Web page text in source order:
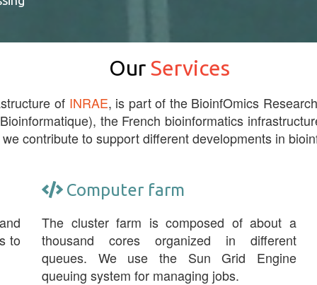
Our Services
of INRAE, is part of the BioinfOmics
the French bioinformatics
contribute to support different developments in
to
Computer farm
The cluster farm is composed of about a
thousand cores organized in different
queues. We use the Sun Grid Engine
queuing system for managing jobs.